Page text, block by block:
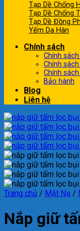
Tạp Dề Chống
Tạp Dề Chống
Tạp Dề Đồng
Yếm Da Hàn
Chính sách
Chính
Chính
Chính
Bảo hành
Blog
Liên hệ
Trang chủ / Mặt Nạ /
Nắp giữ